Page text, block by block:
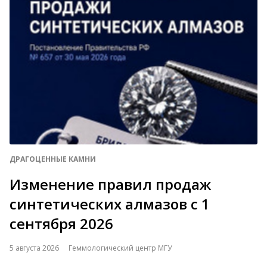
ДРАГОЦЕННЫЕ КАМНИ
Изменение правил продаж
синтетических алмазов с 1
сентября 2026
5 августа 2026 Геммологический центр МГУ